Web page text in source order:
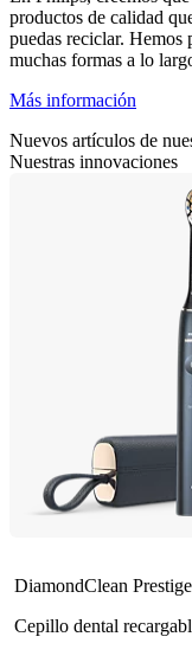
productos de calidad
puedas reciclar. Hemos
muchas formas a lo
Más información
Nuevos artículos de
Nuestras innovaciones
DiamondClean
Cepillo dental